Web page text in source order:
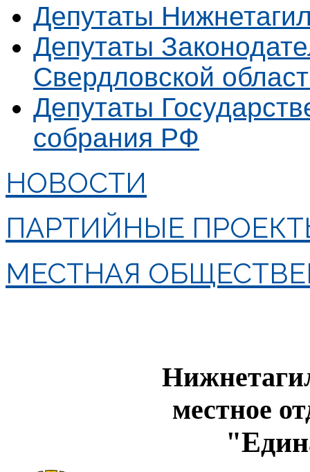
Депутаты
Депутаты
Свердловской
Депутаты
собрания РФ
НОВОСТИ
ПАРТИЙНЫЕ
МЕСТНАЯ
местное